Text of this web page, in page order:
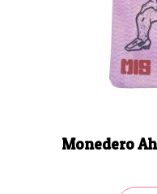
Monedero